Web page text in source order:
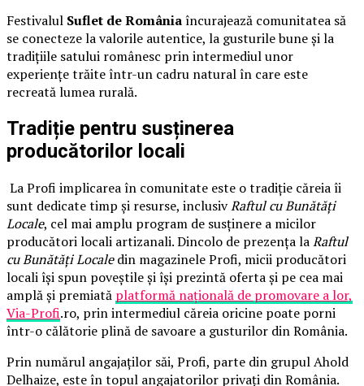
Festivalul Suflet de Româniaîncurajează comunitatea să
se conecteze la valorile autentice, la gusturile bune și la
tradițiile satului românesc prin intermediul unor
experiențe trăite într-un cadru natural în care este
recreată lumea rurală.
Tradiție pentru susținerea
producătorilor locali
La Profi implicarea în comunitate este o tradiție căreia îi
sunt dedicate timp și resurse, inclusivRaftul cu Bunătăți
Locale, cel mai amplu program de susținere a micilor
producători locali artizanali. Dincolo de prezența laRaftul
cu Bunătăți Localedin magazinele Profi, micii producători
locali își spun poveștile și își prezintă oferta și pe cea mai
amplă și premiată platformă națională de promovare a lor,
Via-Profi.ro, prin intermediul căreia oricine poate porni
într-o călătorie plină de savoare a gusturilor din România.
Prin numărul angajaților săi, Profi, parte din grupul Ahold
Delhaize, este în topul angajatorilor privați din România.